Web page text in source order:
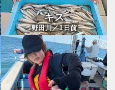
キス
野田川／1日前